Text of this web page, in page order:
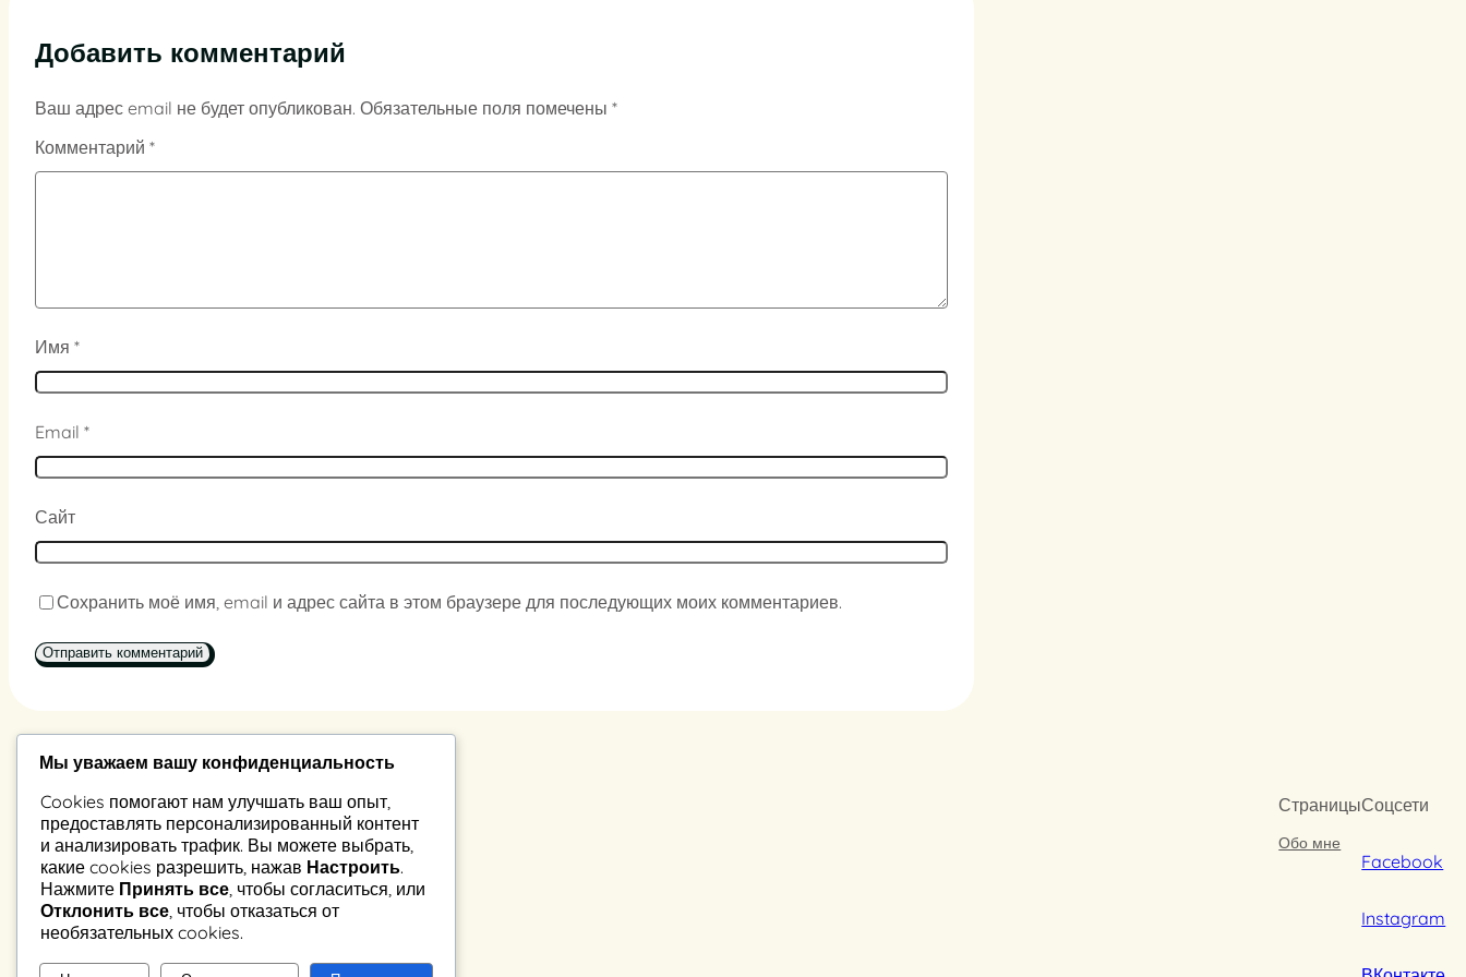
Добавить комментарий
Ваш адрес email не будет опубликован. Обязательные поля помечены *
Комментарий *
Имя *
Email *
Сайт
Сохранить моё имя, email и адрес сайта в этом браузере для последующих моих комментариев.
Константин Владимиров
223037, Беларусь, а.г. Петришки, ул. Рабочая 39-2
stan@igrika.ru
Страницы
Обо мне
Соцсети
Facebook
Instagram
Мы уважаем вашу конфиденциальность
Cookies помогают нам улучшать ваш опыт,
предоставлять персонализированный контент
и анализировать трафик. Вы можете выбрать,
какие cookies разрешить, нажав Настроить.
Нажмите Принять все, чтобы согласиться, или
Отклонить все, чтобы отказаться от
необязательных cookies.